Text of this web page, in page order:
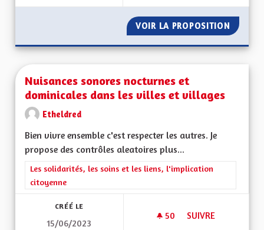
VOIR LA PROPOSITION
Nuisances sonores nocturnes et
dominicales dans les villes et villages
Etheldred
Bien vivre ensemble c'est respecter les autres. Je
propose des contrôles aleatoires plus...
Filtrer les résultats de la catégorie : Les solidarités, les soins
Les solidarités, les soins et les liens, l'implication
citoyenne
CRÉÉ LE
15/06/2023
50 50 ABONNÉS
SUIVRE